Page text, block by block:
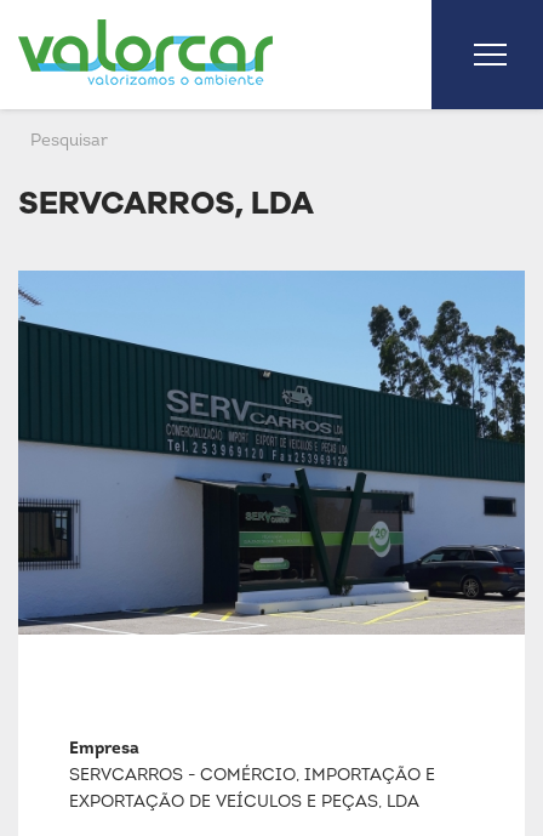
SERVCARROS, LDA
Empresa
SERVCARROS - COMÉRCIO, IMPORTAÇÃO E
EXPORTAÇÃO DE VEÍCULOS E PEÇAS, LDA